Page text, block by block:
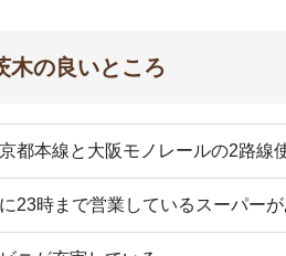
騒音や排気が気になる
なく暗い道が多い
周辺の特徴や雰囲気につい